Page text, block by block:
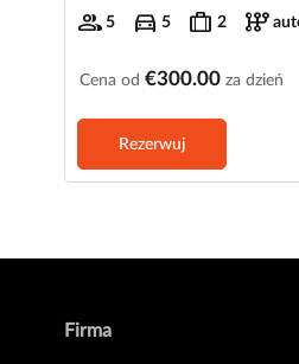
group 5 directions_car 5 trip 2 auto_transmission
Cena od €300.00 za dzień
Rezerwuj
Firma